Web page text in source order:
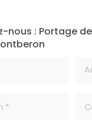
nous : Portage